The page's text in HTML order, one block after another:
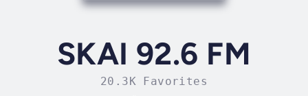
SKAI 92.6 FM
20.3K Favorites